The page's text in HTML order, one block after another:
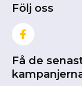
Följ oss
Få de